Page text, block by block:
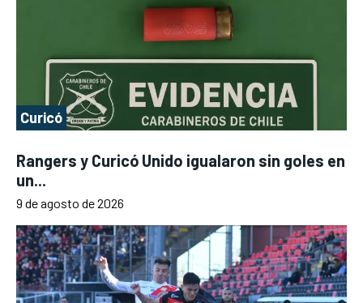
Curicó
Rangers y Curicó Unido igualaron sin goles en
un...
9 de agosto de 2026